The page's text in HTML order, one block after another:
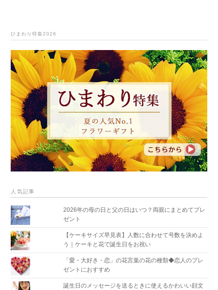
ひまわり特集2026
人気記事
2026年の母の日と父の日はいつ？両親にまとめてプレ
ゼント
【ケーキサイズ早見表】人数に合わせて号数を決めよ
う｜ケーキと花で誕生日をお祝い
「愛・大好き・恋」の花言葉の花の種類◆恋人のプレ
ゼントにおすすめ
誕生日のメッセージを送るときに使えるかわいい顔文